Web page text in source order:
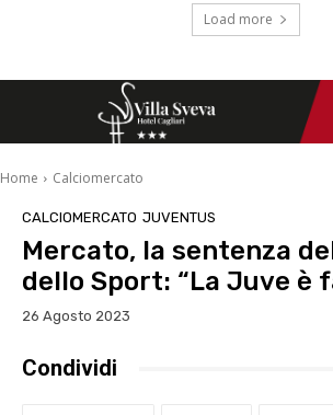
Load more